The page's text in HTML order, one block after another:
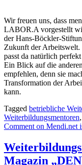
Wir freuen uns, dass
LABOR.A vorgestellt
der Hans-Böckler-
Zukunft der Arbeitswelt.
passt da natürlich
Ein Blick auf die
empfehlen, denn sie
Transformation der
kann.
Tagged betriebliche
Weiterbildungsmentoren,
Commenton Mendi.net
Magazin